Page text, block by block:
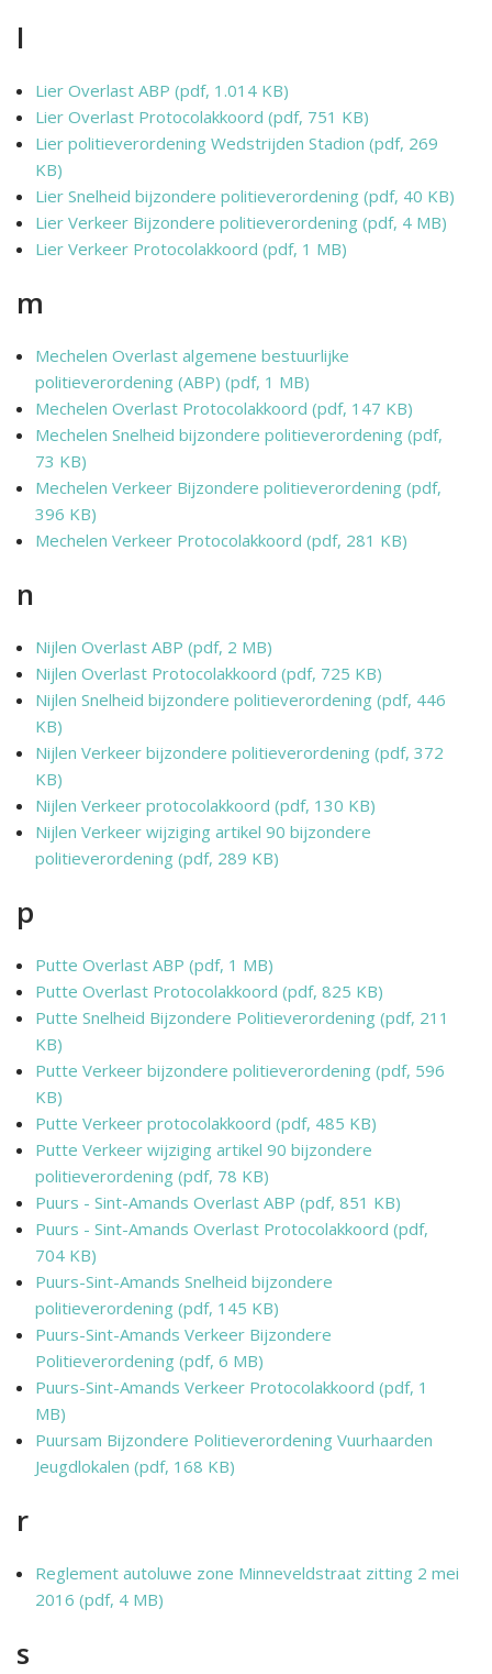
l
Lier Overlast ABP (pdf, 1.014 KB)
Lier Overlast Protocolakkoord (pdf, 751 KB)
Lier politieverordening Wedstrijden Stadion (pdf, 269
KB)
Lier Snelheid bijzondere politieverordening (pdf, 40 KB)
Lier Verkeer Bijzondere politieverordening (pdf, 4 MB)
Lier Verkeer Protocolakkoord (pdf, 1 MB)
m
Mechelen Overlast algemene bestuurlijke
politieverordening (ABP) (pdf, 1 MB)
Mechelen Overlast Protocolakkoord (pdf, 147 KB)
Mechelen Snelheid bijzondere politieverordening (pdf,
73 KB)
Mechelen Verkeer Bijzondere politieverordening (pdf,
396 KB)
Mechelen Verkeer Protocolakkoord (pdf, 281 KB)
n
Nijlen Overlast ABP (pdf, 2 MB)
Nijlen Overlast Protocolakkoord (pdf, 725 KB)
Nijlen Snelheid bijzondere politieverordening (pdf, 446
KB)
Nijlen Verkeer bijzondere politieverordening (pdf, 372
KB)
Nijlen Verkeer protocolakkoord (pdf, 130 KB)
Nijlen Verkeer wijziging artikel 90 bijzondere
politieverordening (pdf, 289 KB)
p
Putte Overlast ABP (pdf, 1 MB)
Putte Overlast Protocolakkoord (pdf, 825 KB)
Putte Snelheid Bijzondere Politieverordening (pdf, 211
KB)
Putte Verkeer bijzondere politieverordening (pdf, 596
KB)
Putte Verkeer protocolakkoord (pdf, 485 KB)
Putte Verkeer wijziging artikel 90 bijzondere
politieverordening (pdf, 78 KB)
Puurs - Sint-Amands Overlast ABP (pdf, 851 KB)
Puurs - Sint-Amands Overlast Protocolakkoord (pdf,
704 KB)
Puurs-Sint-Amands Snelheid bijzondere
politieverordening (pdf, 145 KB)
Puurs-Sint-Amands Verkeer Bijzondere
Politieverordening (pdf, 6 MB)
Puurs-Sint-Amands Verkeer Protocolakkoord (pdf, 1
MB)
Puursam Bijzondere Politieverordening Vuurhaarden
Jeugdlokalen (pdf, 168 KB)
r
Reglement autoluwe zone Minneveldstraat zitting 2 mei
2016 (pdf, 4 MB)
s